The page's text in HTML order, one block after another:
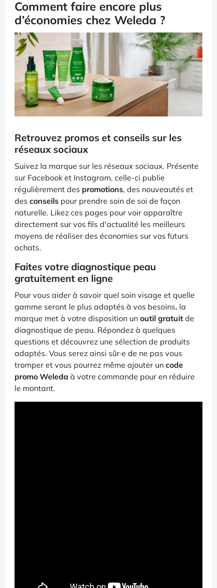
Comment faire encore plus
d’économies chez Weleda ?
Retrouvez promos et conseils sur les
réseaux sociaux
Suivez la marque sur les réseaux sociaux. Présente
sur Facebook et Instagram, celle-ci publie
régulièrement des promotions, des nouveautés et
des conseils pour prendre soin de soi de façon
naturelle. Likez ces pages pour voir apparaître
directement sur vos fils d'actualité les meilleurs
moyens de réaliser des économies sur vos futurs
achats.
Faites votre diagnostique peau
gratuitement en ligne
Pour vous aider à savoir quel soin visage et quelle
gamme seront le plus adaptés à vos besoins, la
marque met à votre disposition un outil gratuit de
diagnostique de peau. Répondez à quelques
questions et découvrez une sélection de produits
adaptés. Vous serez ainsi sûr·e de ne pas vous
tromper et vous pourrez même ajouter un code
promo Weleda à votre commande pour en réduire
le montant.